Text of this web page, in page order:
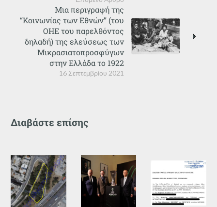
16 Σεπτεμβρίου 2021
Μια περιγραφή της
“Κοινωνίας των Εθνών” (του
ΟΗΕ του παρελθόντος
δηλαδή) της ελεύσεως των
Μικρασιατοπροσφύγων
στην Ελλάδα το 1922
Διαβάστε επίσης